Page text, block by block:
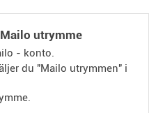
utrymme
- konto.
du "Mailo utrymmen" i